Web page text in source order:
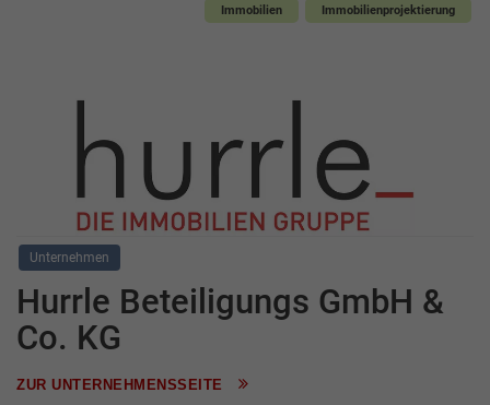
Immobilien Immobilienprojektierung
Unternehmen
Hurrle Beteiligungs GmbH &
Co. KG
ZUR UNTERNEHMENSSEITE